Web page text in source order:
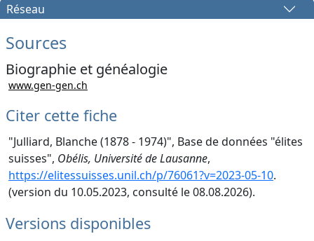
Réseau
Sources
Biographie et généalogie
www.gen-gen.ch
Citer cette fiche
"Julliard, Blanche (1878 - 1974)", Base de données "élites
suisses", Obélis, Université de Lausanne,
https://elitessuisses.unil.ch/p/76061?v=2023-05-10.
(version du 10.05.2023, consulté le 08.08.2026).
Versions disponibles